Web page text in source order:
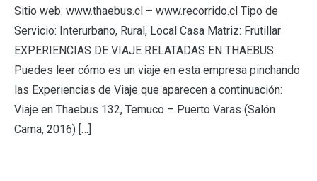
Sitio web: www.thaebus.cl – www.recorrido.cl Tipo de
Servicio: Interurbano, Rural, Local Casa Matriz: Frutillar
EXPERIENCIAS DE VIAJE RELATADAS EN THAEBUS
Puedes leer cómo es un viaje en esta empresa pinchando
las Experiencias de Viaje que aparecen a continuación:
Viaje en Thaebus 132, Temuco – Puerto Varas (Salón
Cama, 2016) […]